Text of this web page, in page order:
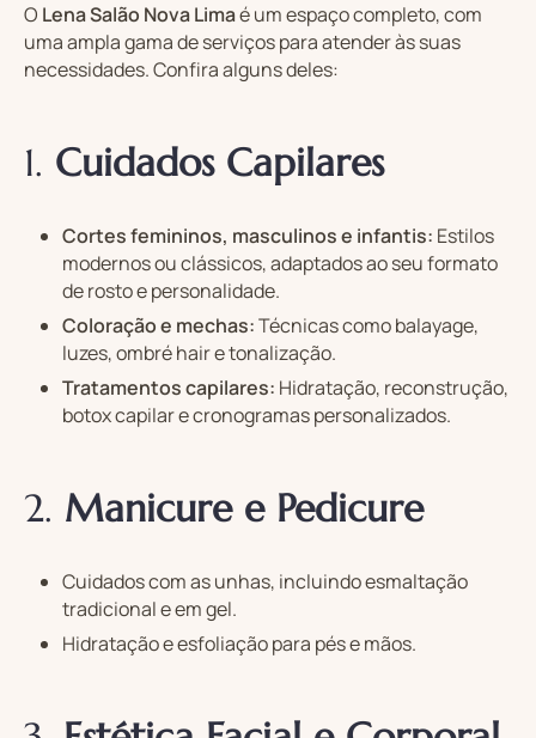
O Lena Salão Nova Limaé um espaço completo, com
uma ampla gama de serviços para atender às suas
necessidades. Confira alguns deles:
1. Cuidados Capilares
Cortes femininos, masculinos e infantis: Estilos
modernos ou clássicos, adaptados ao seu formato
de rosto e personalidade.
Coloração e mechas:Técnicas como balayage,
luzes, ombré hair e tonalização.
Tratamentos capilares: Hidratação, reconstrução,
botox capilar e cronogramas personalizados.
2. Manicure e Pedicure
Cuidados com as unhas, incluindo esmaltação
tradicional e em gel.
Hidratação e esfoliação para pés e mãos.